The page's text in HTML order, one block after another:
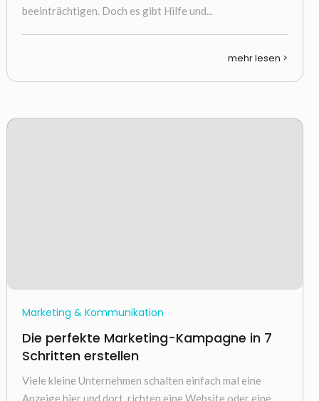
beeinträchtigen. Doch es gibt Hilfe und...
mehr lesen >
Marketing & Kommunikation
Die perfekte Marketing-Kampagne in 7
Schritten erstellen
Viele kleine Unternehmen schalten einfach mal eine
Anzeige hier und dort, richten eine Website oder eine